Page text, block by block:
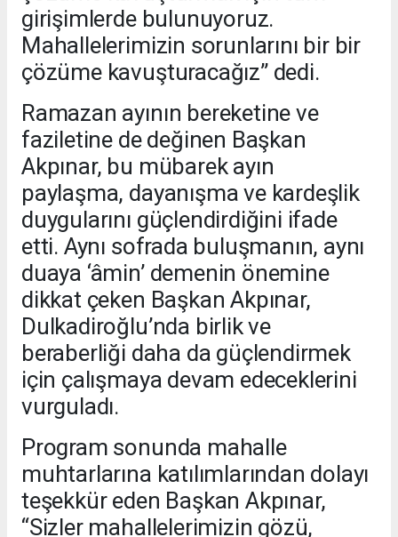
girişimlerde bulunuyoruz.
Mahallelerimizin sorunlarını bir bir
çözüme kavuşturacağız” dedi.
Ramazan ayının bereketine ve
faziletine de değinen Başkan
Akpınar, bu mübarek ayın
paylaşma, dayanışma ve kardeşlik
duygularını güçlendirdiğini ifade
etti. Aynı sofrada buluşmanın, aynı
duaya ‘âmin’ demenin önemine
dikkat çeken Başkan Akpınar,
Dulkadiroğlu’nda birlik ve
beraberliği daha da güçlendirmek
için çalışmaya devam edeceklerini
vurguladı.
Program sonunda mahalle
muhtarlarına katılımlarından dolayı
teşekkür eden Başkan Akpınar,
“Sizler mahallelerimizin gözü,